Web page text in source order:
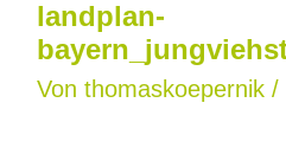
landplan-
Von thomaskoepernik /